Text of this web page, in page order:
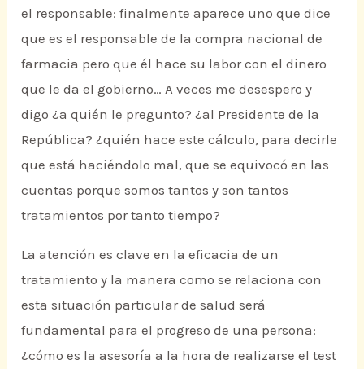
el responsable: finalmente aparece uno que dice
que es el responsable de la compra nacional de
farmacia pero que él hace su labor con el dinero
que le da el gobierno… A veces me desespero y
digo ¿a quién le pregunto? ¿al Presidente de la
República? ¿quién hace este cálculo, para decirle
que está haciéndolo mal, que se equivocó en las
cuentas porque somos tantos y son tantos
tratamientos por tanto tiempo?
La atención es clave en la eficacia de un
tratamiento y la manera como se relaciona con
esta situación particular de salud será
fundamental para el progreso de una persona:
¿cómo es la asesoría a la hora de realizarse el test